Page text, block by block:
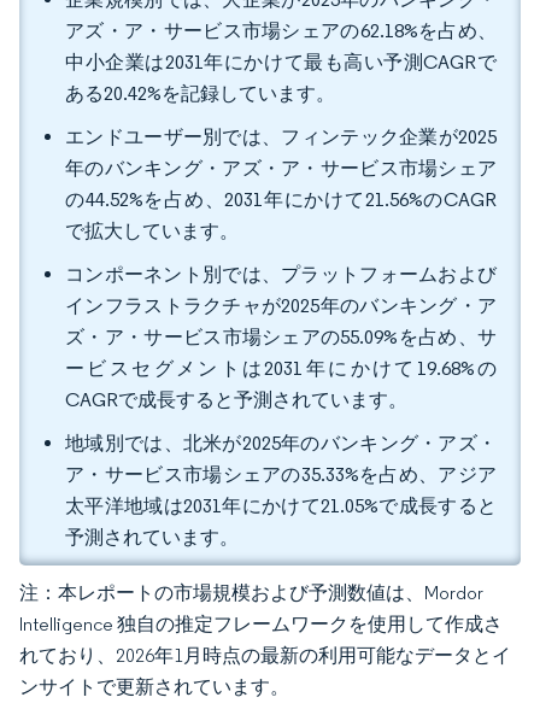
アズ・ア・サービス市場シェアの62.18%を占め、
中小企業は2031年にかけて最も高い予測CAGRで
ある20.42%を記録しています。
エンドユーザー別では、フィンテック企業が2025
年のバンキング・アズ・ア・サービス市場シェア
の44.52%を占め、2031年にかけて21.56%のCAGR
で拡大しています。
コンポーネント別では、プラットフォームおよび
インフラストラクチャが2025年のバンキング・ア
ズ・ア・サービス市場シェアの55.09%を占め、サ
ービスセグメントは2031年にかけて19.68%の
CAGRで成長すると予測されています。
地域別では、北米が2025年のバンキング・アズ・
ア・サービス市場シェアの35.33%を占め、アジア
太平洋地域は2031年にかけて21.05%で成長すると
予測されています。
注：本レポートの市場規模および予測数値は、Mordor
Intelligence 独自の推定フレームワークを使用して作成さ
れており、2026年1月時点の最新の利用可能なデータとイ
ンサイトで更新されています。